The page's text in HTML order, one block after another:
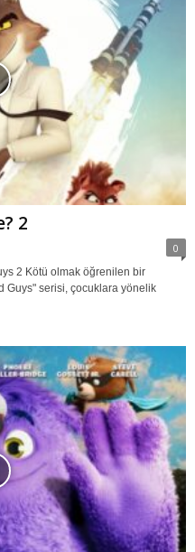
2
0
2 Kötü olmak öğrenilen bir
Guys" serisi, çocuklara yönelik